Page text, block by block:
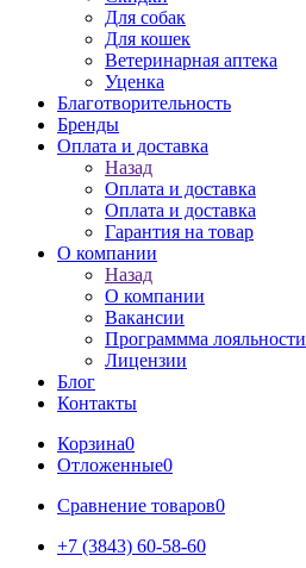
Для собак
Для кошек
Ветеринарная аптека
Уценка
Благотворительность
Бренды
Оплата и доставка
Назад
Оплата и доставка
Оплата и доставка
Гарантия на товар
О компании
Назад
О компании
Вакансии
Программма лояльности
Лицензии
Блог
Контакты
Корзина0
Отложенные0
Сравнение товаров0
+7 (3843) 60-58-60